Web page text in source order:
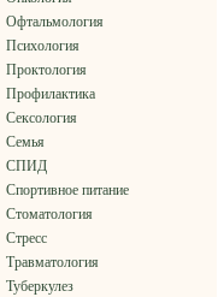
Офтальмология
Психология
Проктология
Профилактика
Сексология
Семья
СПИД
Спортивное питание
Стоматология
Стресс
Травматология
Туберкулез